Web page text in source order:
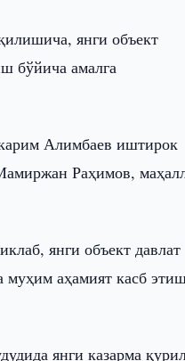
янги объект
бўйича амалга
Алимбаев иштирок
Раҳимов,
янги объект давлат
муҳим аҳамият касб
янги казарма